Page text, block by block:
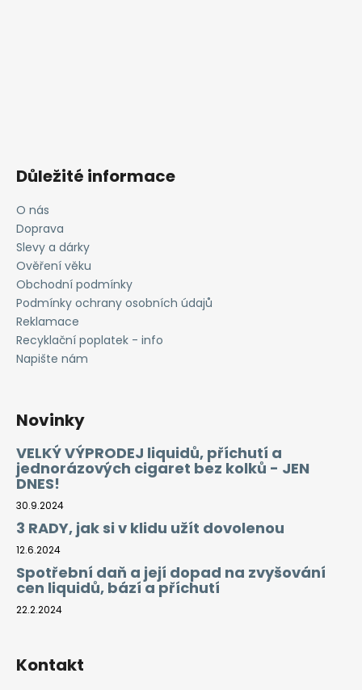
Důležité informace
O nás
Doprava
Slevy a dárky
Ověření věku
Obchodní podmínky
Podmínky ochrany osobních údajů
Reklamace
Recyklační poplatek - info
Napište nám
Novinky
VELKÝ VÝPRODEJ liquidů, příchutí a
jednorázových cigaret bez kolků - JEN
DNES!
30.9.2024
3 RADY, jak si v klidu užít dovolenou
12.6.2024
Spotřební daň a její dopad na zvyšování
cen liquidů, bází a příchutí
22.2.2024
Kontakt